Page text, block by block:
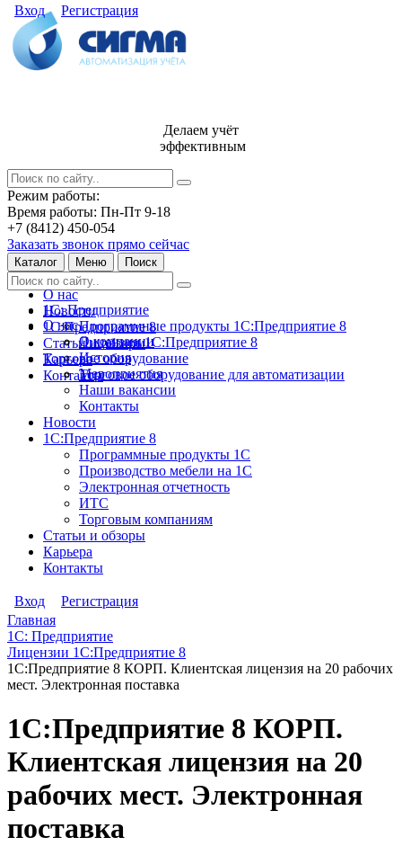
Вход Регистрация
Делаем учёт
эффективным
Режим работы:
Время работы: Пн-Пт 9-18
+7 (8412) 450-054
Заказать звонок прямо сейчас
Каталог Меню Поиск
О нас
Новости
1С:Предприятие 8
Статьи и обзоры
Карьера
Контакты
1С: Предприятие
Программные продукты 1С:Предприятие 8
Лицензии 1С:Предприятие 8
Торговое оборудование
Торговое оборудование для автоматизации
О нас
О компании
История
Мероприятия
Наши вакансии
Контакты
Новости
1С:Предприятие 8
Программные продукты 1С
Производство мебели на 1С
Электронная отчетность
ИТС
Торговым компаниям
Статьи и обзоры
Карьера
Контакты
Вход
Регистрация
Главная
1С: Предприятие
Лицензии 1С:Предприятие 8
1С:Предприятие 8 КОРП. Клиентская лицензия на 20 рабочих
мест. Электронная поставка
1С:Предприятие 8 КОРП.
Клиентская лицензия на 20
рабочих мест. Электронная
поставка